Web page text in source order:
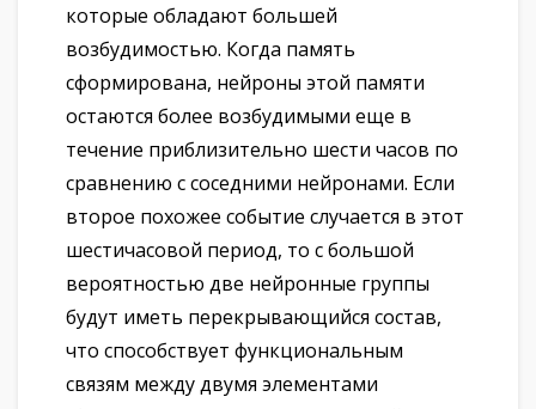
которые обладают большей
возбудимостью. Когда память
сформирована, нейроны этой памяти
остаются более возбудимыми еще в
течение приблизительно шести часов по
сравнению с соседними нейронами. Если
второе похожее событие случается в этот
шестичасовой период, то с большой
вероятностью две нейронные группы
будут иметь перекрывающийся состав,
что способствует функциональным
связям между двумя элементами